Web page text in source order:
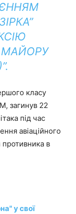
МАЙОРУ
класу
загинув 22
під час
авіаційного
противника в
у свої